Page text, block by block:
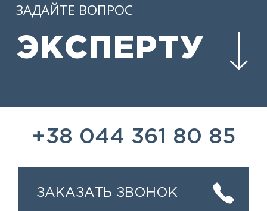
ЗАДАЙТЕ ВОПРОС
ЭКСПЕРТУ
+38 044 361 80 85
ЗАКАЗАТЬ ЗВОНОК